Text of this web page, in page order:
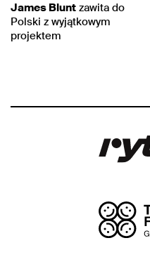
James Blunt zawita do
Polski z wyjątkowym
projektem